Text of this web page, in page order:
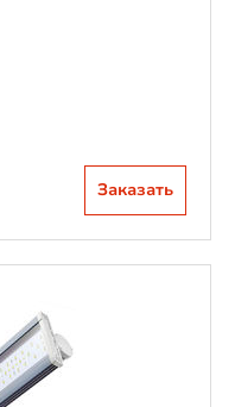
Заказать